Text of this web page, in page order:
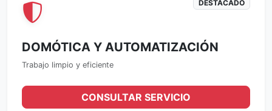
DESTACADO
DOMÓTICA Y AUTOMATIZACIÓN
Trabajo limpio y eficiente
CONSULTAR SERVICIO